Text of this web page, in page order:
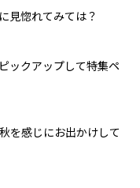
見惚れてみては？
ックアップして特集ペ
を感じにお出かけして